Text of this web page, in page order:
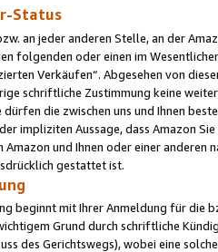
Status
an jeder anderen Stelle, an der
folgenden oder einen im
Verkäufen“. Abgesehen von
schriftliche Zustimmung keine
die zwischen uns und Ihnen
impliziten Aussage, dass Amazon
Amazon und Ihnen oder einer
gestattet ist.
beginnt mit Ihrer Anmeldung für die
Grund durch schriftliche
des Gerichtswegs), wobei eine